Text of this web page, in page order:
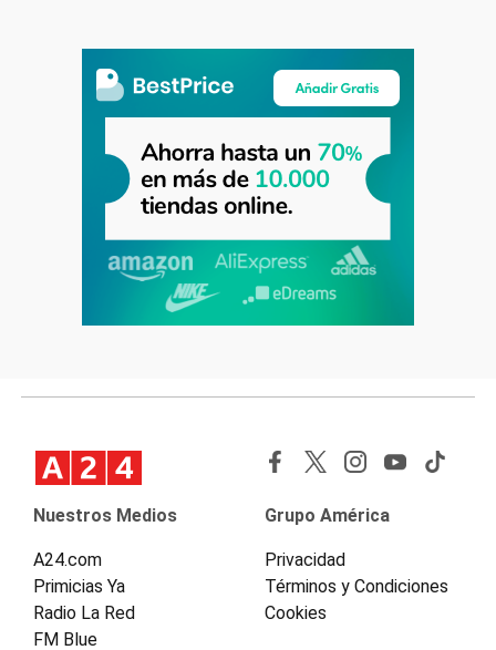
Nuestros Medios
A24.com
Primicias Ya
Radio La Red
FM Blue
Grupo América
Privacidad
Términos y Condiciones
Cookies